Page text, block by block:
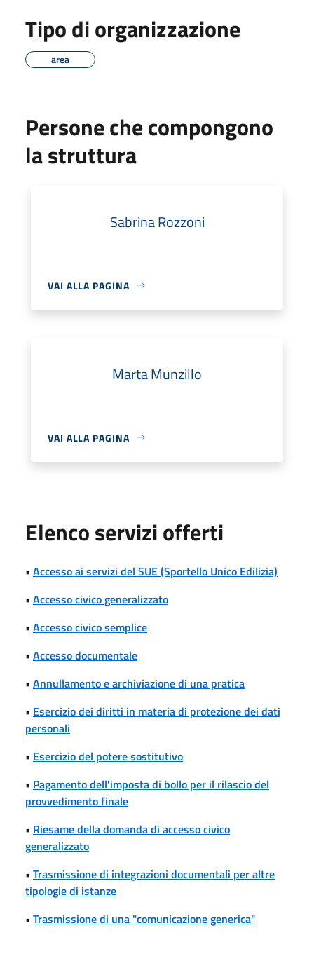
Tipo di organizzazione
area
Persone che compongono
la struttura
Sabrina Rozzoni
VAI ALLA PAGINA
Marta Munzillo
VAI ALLA PAGINA
Elenco servizi offerti
• Accesso ai servizi del SUE (Sportello Unico Edilizia)
• Accesso civico generalizzato
• Accesso civico semplice
• Accesso documentale
• Annullamento e archiviazione di una pratica
• Esercizio dei diritti in materia di protezione dei dati
personali
• Esercizio del potere sostitutivo
• Pagamento dell'imposta di bollo per il rilascio del
provvedimento finale
• Riesame della domanda di accesso civico
generalizzato
• Trasmissione di integrazioni documentali per altre
tipologie di istanze
• Trasmissione di una "comunicazione generica"